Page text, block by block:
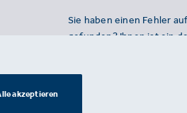
Sie haben einen Fehler
gefunden? Ihnen ist ein
akzeptieren